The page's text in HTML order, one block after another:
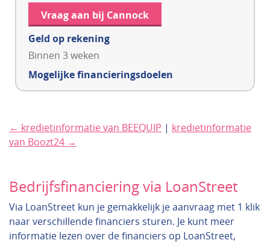
Vraag aan bij Cannock
Geld op rekening
Binnen 3 weken
Mogelijke financieringsdoelen
← kredietinformatie van BEEQUIP | kredietinformatie
van Boozt24 →
Bedrijfsfinanciering via LoanStreet
Via LoanStreet kun je gemakkelijk je aanvraag met 1 klik
naar verschillende financiers sturen. Je kunt meer
informatie lezen over de financiers op LoanStreet,